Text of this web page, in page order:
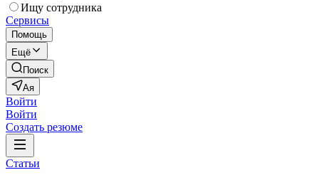
Ищу сотрудника
Сервисы
Помощь
Ещё
Поиск
Ая
Войти
Войти
Создать резюме
Статьи